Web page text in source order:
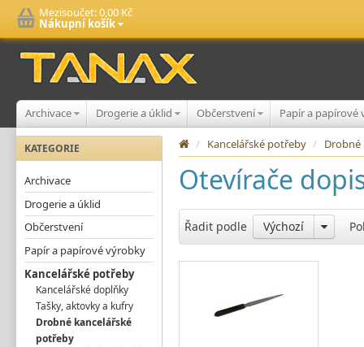
Mezisoučet:0,00 Kč
Nákupní košík
Archivace Drogerie a úklid Občerstvení Papír a
KATEGORIE
Archivace
Drogerie a úklid
Občerstvení
Papír a papírové výrobky
Kancelářské potřeby
Kancelářské doplňky
Tašky, aktovky a kufry
Drobné kancelářské
potřeby
/ Kancelářské potřeby /
Otevírače
Řadit podle Výchozí